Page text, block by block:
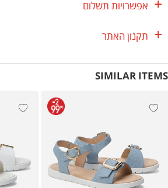
אפשרויות תשלום
תקנון האתר
SIMILAR ITEMS